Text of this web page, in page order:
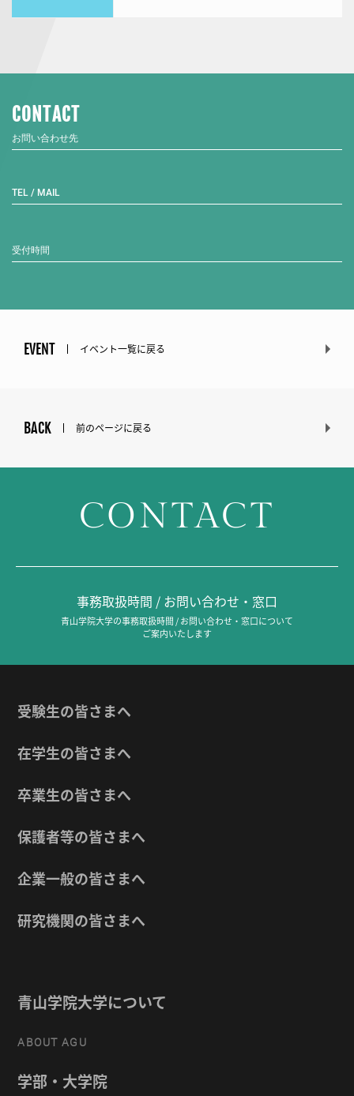
CONTACT
お問い合わせ先
TEL / MAIL
受付時間
EVENT イベント一覧に戻る
BACK 前のページに戻る
CONTACT
事務取扱時間 / お問い合わせ・窓口
青山学院大学の事務取扱時間 / お問い合わせ・窓口について
ご案内いたします
受験生の皆さまへ
在学生の皆さまへ
卒業生の皆さまへ
保護者等の皆さまへ
企業一般の皆さまへ
研究機関の皆さまへ
青山学院大学について
ABOUT AGU
学部・大学院